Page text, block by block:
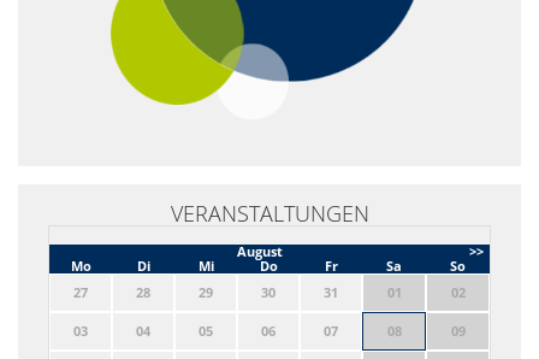
VERANSTALTUNGEN
>>
August
Mo
Di Mi Do Fr Sa
So
27
28 29 30 31 01 02
03 04 05 06 07 08 09